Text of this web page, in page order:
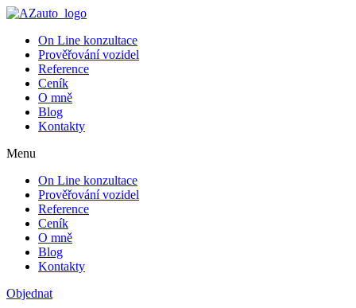
On Line konzultace
Prověřování vozidel
Reference
Ceník
O mně
Blog
Kontakty
Menu
On Line konzultace
Prověřování vozidel
Reference
Ceník
O mně
Blog
Kontakty
Objednat